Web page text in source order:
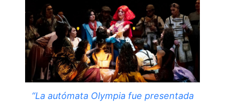
“La autómata Olympia fue presentada